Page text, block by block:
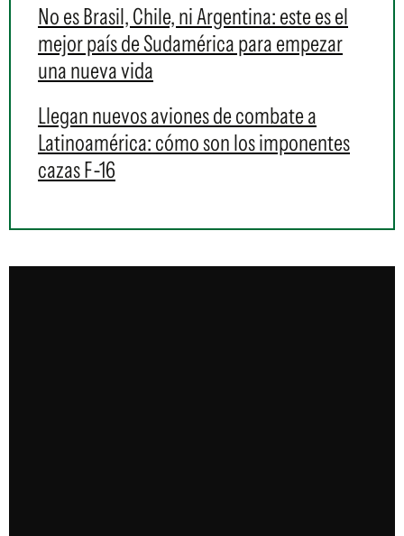
No es Brasil, Chile, ni Argentina: este es el
mejor país de Sudamérica para empezar
una nueva vida
Llegan nuevos aviones de combate a
Latinoamérica: cómo son los imponentes
cazas F-16